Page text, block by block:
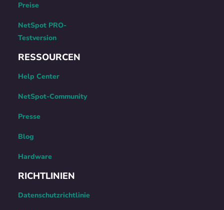
Preise
NetSpot PRO-
Testversion
RESSOURCEN
Help Center
NetSpot-Community
Presse
Blog
Hardware
RICHTLINIEN
Datenschutzrichtlinie